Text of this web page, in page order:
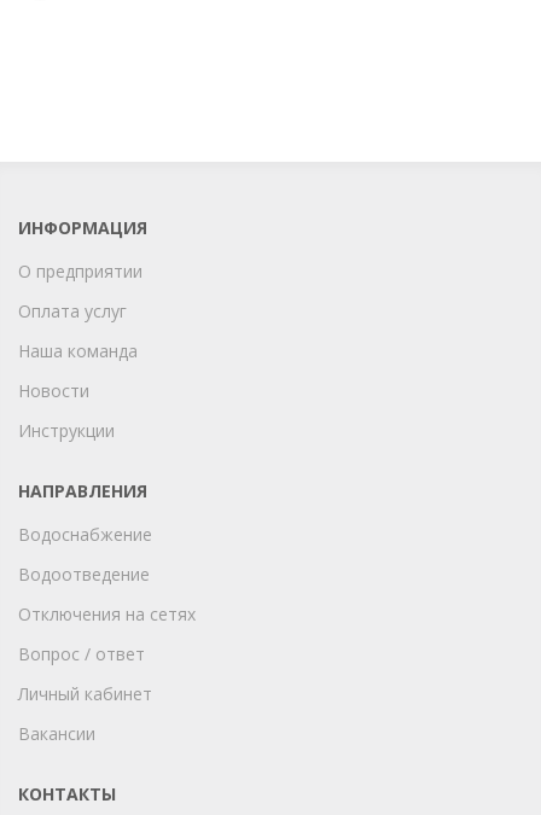
ИНФОРМАЦИЯ
О предприятии
Оплата услуг
Наша команда
Новости
Инструкции
НАПРАВЛЕНИЯ
Водоснабжение
Водоотведение
Отключения на сетях
Вопрос / ответ
Личный кабинет
Вакансии
КОНТАКТЫ